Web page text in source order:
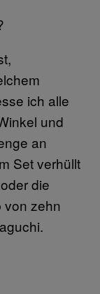
ich alle
und
an
Set verhüllt
die
von zehn